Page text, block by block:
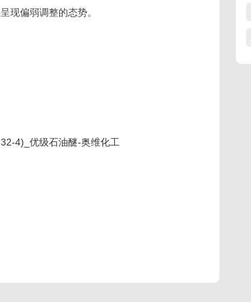
现偏弱调整的态势。
4)_优级石油醚-奥维化工